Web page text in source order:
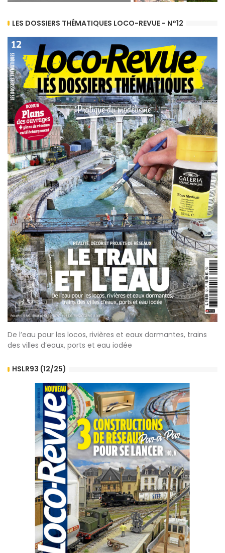
LES DOSSIERS THÉMATIQUES LOCO-REVUE - N°12
De l’eau pour les locos, rivières et eaux dormantes, trains
des villes d’eaux, ports et eau iodée
HSLR93 (12/25)